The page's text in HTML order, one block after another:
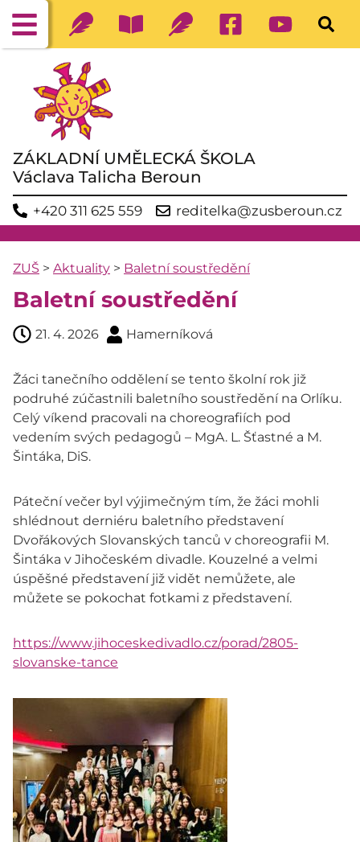
ZÁKLADNÍ UMĚLECKÁ ŠKOLA
Václava Talicha Beroun
+420 311 625 559 reditelka@zusberoun.cz
ZUŠ > Aktuality > Baletní soustředění
Baletní soustředění
21. 4. 2026 Hamerníková
Žáci tanečního oddělení se tento školní rok již
podruhé zúčastnili baletního soustředění na Orlíku.
Celý víkend pracovali na choreografiích pod
vedením svých pedagogů – MgA. L. Šťastné a M.
Šintáka, DiS.
Páteční večer byl výjimečným tím, že žáci mohli
shlédnout derniéru baletního představení
Dvořákových Slovanských tanců v choreografii M.
Šintáka v Jihočeském divadle. Kouzelné a velmi
úspěšné představení již vidět nemůžete, ale
můžete se pokochat fotkami z představení.
https://www.jihoceskedivadlo.cz/porad/2805-
slovanske-tance